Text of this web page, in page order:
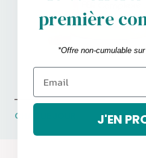
CHAQUE JOUR 1 MOIS
première
*Offre non-cumulable
J'EN